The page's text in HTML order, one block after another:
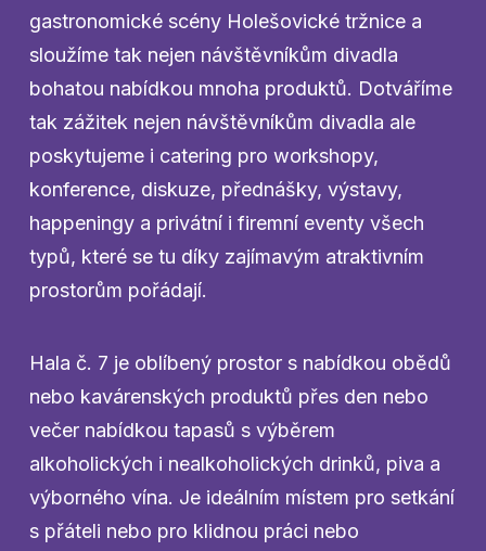
gastronomické scény Holešovické tržnice a
sloužíme tak nejen návštěvníkům divadla
bohatou nabídkou mnoha produktů. Dotváříme
tak zážitek nejen návštěvníkům divadla ale
poskytujeme i catering pro workshopy,
konference, diskuze, přednášky, výstavy,
happeningy a privátní i firemní eventy všech
typů, které se tu díky zajímavým atraktivním
prostorům pořádají.
Hala č. 7 je oblíbený prostor s nabídkou obědů
nebo kavárenských produktů přes den nebo
večer nabídkou tapasů s výběrem
alkoholických i nealkoholických drinků, piva a
výborného vína. Je ideálním místem pro setkání
s přáteli nebo pro klidnou práci nebo